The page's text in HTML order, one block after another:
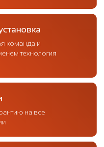
команда и
технология
на все